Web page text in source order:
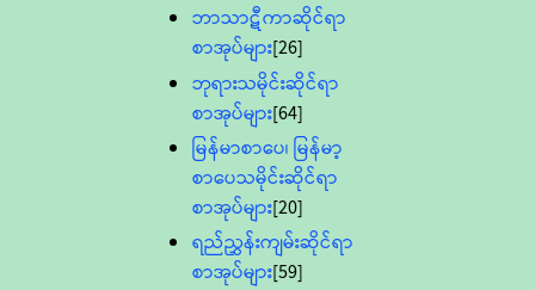
ဘာသာဋီကာဆိုင်ရာ
စာအုပ်များ[26]
ဘုရားသမိုင်းဆိုင်ရာ
စာအုပ်များ[64]
မြန်မာစာပေ၊ မြန်မာ့
စာပေသမိုင်းဆိုင်ရာ
စာအုပ်များ[20]
ရည်ညွှန်းကျမ်းဆိုင်ရာ
စာအုပ်များ[59]